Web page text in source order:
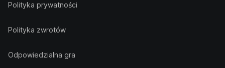
Polityka prywatności
Polityka zwrotów
Odpowiedzialna gra